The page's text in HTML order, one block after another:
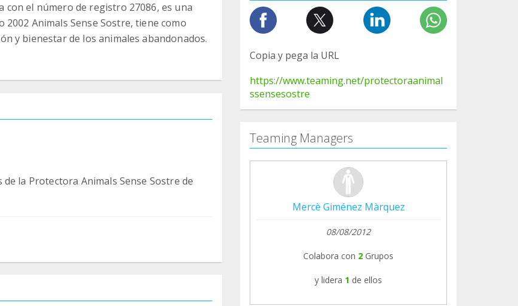
con el número de registro 27086, es una
Animals Sense Sostre, tiene como
y bienestar de los animales abandonados.
la Protectora Animals Sense Sostre de
Copia y pega la URL
https://www.teaming.net/protectoraanimal
ssensesostre
Teaming Managers
Mercè Giménez Màrquez
08/08/2012
Colabora con 2 Grupos
y lidera 1 de ellos